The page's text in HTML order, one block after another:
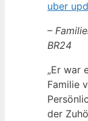
uber
–
BR24
„Er war
Familie
der